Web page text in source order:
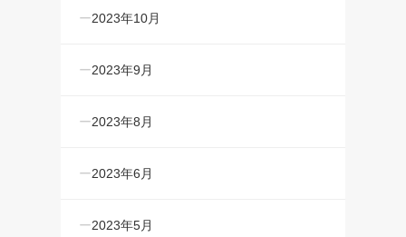
2023年10月
2023年9月
2023年8月
2023年6月
2023年5月